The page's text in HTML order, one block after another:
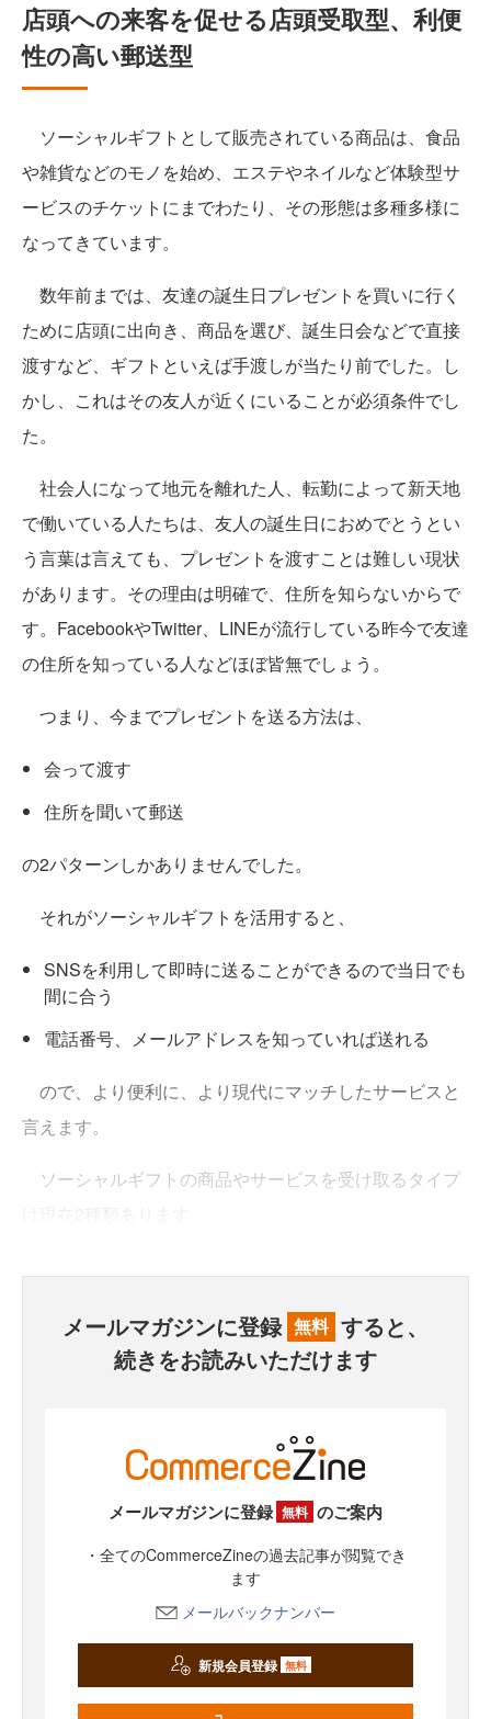
店頭への来客を促せる店頭受取型、利便
性の高い郵送型
ソーシャルギフトとして販売されている商品は、食品
や雑貨などのモノを始め、エステやネイルなど体験型サ
ービスのチケットにまでわたり、その形態は多種多様に
なってきています。
数年前までは、友達の誕生日プレゼントを買いに行く
ために店頭に出向き、商品を選び、誕生日会などで直接
渡すなど、ギフトといえば手渡しが当たり前でした。し
かし、これはその友人が近くにいることが必須条件でし
た。
社会人になって地元を離れた人、転勤によって新天地
で働いている人たちは、友人の誕生日におめでとうとい
う言葉は言えても、プレゼントを渡すことは難しい現状
があります。その理由は明確で、住所を知らないからで
す。FacebookやTwitter、LINEが流行している昨今で友達
の住所を知っている人などほぼ皆無でしょう。
つまり、今までプレゼントを送る方法は、
会って渡す
住所を聞いて郵送
の2パターンしかありませんでした。
それがソーシャルギフトを活用すると、
SNSを利用して即時に送ることができるので当日でも
間に合う
電話番号、メールアドレスを知っていれば送れる
ので、より便利に、より現代にマッチしたサービスと
言えます。
ソーシャルギフトの商品やサービスを受け取るタイプ
メールマガジンに登録 無料 すると、
続きをお読みいただけます
メールマガジンに登録 無料 のご案内
・全てのCommerceZineの過去記事が閲覧でき
ます
メールバックナンバー
新規会員登録 無料